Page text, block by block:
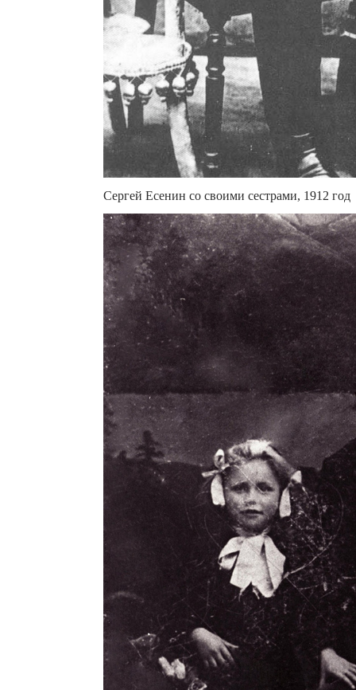
Сергей Есенин со своими сестрами, 1912 год